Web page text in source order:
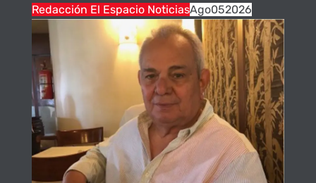
Redacción El Espacio NoticiasAgo052026